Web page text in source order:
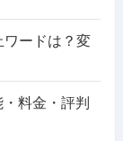
ードは？変
料金・評判